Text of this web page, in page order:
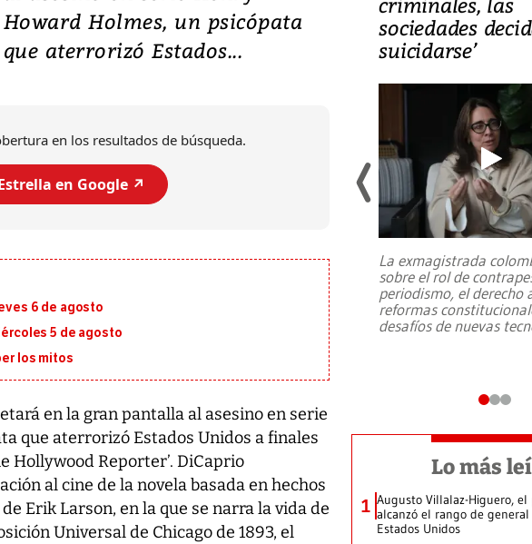
Howard Holmes, un psicópata
que aterrorizó Estados...
en los resultados de búsqueda.
en Google ↗️
6 de agosto
5 de agosto
los mitos
en la gran pantalla al asesino en serie
que aterrorizó Estados Unidos a finales
Hollywood Reporter’. DiCaprio
al cine de la novela basada en hechos
Erik Larson, en la que se narra la vida de
Universal de Chicago de 1893, el
al sur de Japón, provocando una
sociedades
suicidarse’
La exmagistrada
sobre el rol de
periodismo, el derecho
reformas
desafíos de nuevas
Lo más
1 Augusto Villalaz-Higuero,
alcanzó el rango de
Estados Unidos